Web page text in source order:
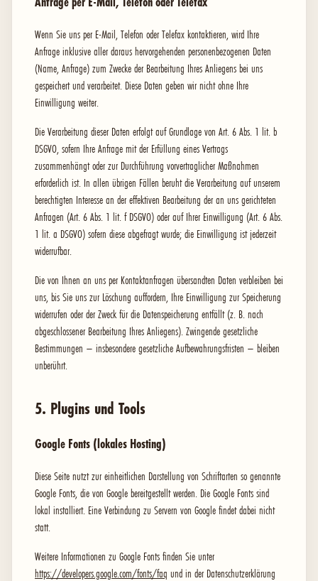
Wenn Sie uns per E-Mail, Telefon oder Telefax kontaktieren, wird Ihre
Anfrage inklusive aller daraus hervorgehenden personenbezogenen Daten
(Name, Anfrage) zum Zwecke der Bearbeitung Ihres Anliegens bei uns
gespeichert und verarbeitet. Diese Daten geben wir nicht ohne Ihre
Einwilligung weiter.
Die Verarbeitung dieser Daten erfolgt auf Grundlage von Art. 6 Abs. 1 lit. b
DSGVO, sofern Ihre Anfrage mit der Erfüllung eines Vertrags
zusammenhängt oder zur Durchführung vorvertraglicher Maßnahmen
erforderlich ist. In allen übrigen Fällen beruht die Verarbeitung auf unserem
berechtigten Interesse an der effektiven Bearbeitung der an uns gerichteten
Anfragen (Art. 6 Abs. 1 lit. f DSGVO) oder auf Ihrer Einwilligung (Art. 6 Abs.
1 lit. a DSGVO) sofern diese abgefragt wurde; die Einwilligung ist jederzeit
widerrufbar.
Die von Ihnen an uns per Kontaktanfragen übersandten Daten verbleiben bei
uns, bis Sie uns zur Löschung auffordern, Ihre Einwilligung zur Speicherung
widerrufen oder der Zweck für die Datenspeicherung entfällt (z. B. nach
abgeschlossener Bearbeitung Ihres Anliegens). Zwingende gesetzliche
Bestimmungen – insbesondere gesetzliche Aufbewahrungsfristen – bleiben
unberührt.
5. Plugins und Tools
Google Fonts (lokales Hosting)
Diese Seite nutzt zur einheitlichen Darstellung von Schriftarten so genannte
Google Fonts, die von Google bereitgestellt werden. Die Google Fonts sind
lokal installiert. Eine Verbindung zu Servern von Google findet dabei nicht
statt.
Weitere Informationen zu Google Fonts finden Sie unter
https://developers.google.com/fonts/faq und in der Datenschutzerklärung